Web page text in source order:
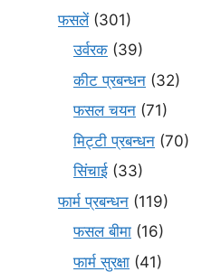
फसलें(301)
उर्वरक (39)
कीट प्रबन्धन (32)
फसल चयन (71)
मि‌ट्टी प्रबन्धन (70)
सिंचाई (33)
फार्म प्रबन्धन (119)
फसल बीमा (16)
फार्म सुरक्षा (41)